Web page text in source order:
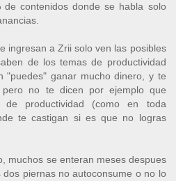
de contenidos donde se habla solo
ingresan a Zrii solo ven las posibles
de los temas de productividad
"puedes" ganar mucho dinero, y te
pero no te dicen por ejemplo que
de productividad (como en toda
te castigan si es que no logras
muchos se enteran meses despues
piernas no autoconsume o no lo